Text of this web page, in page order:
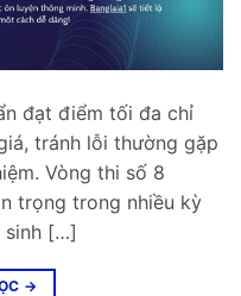
đạt điểm tối đa chỉ
tránh lỗi thường gặp
Vòng thi số 8
trọng trong nhiều kỳ
sinh […]
→